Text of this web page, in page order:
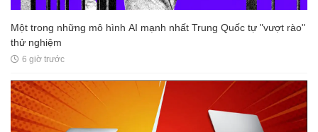
Một trong những mô hình AI mạnh nhất Trung Quốc tự "vượt rào"
thử nghiệm
6 giờ trước